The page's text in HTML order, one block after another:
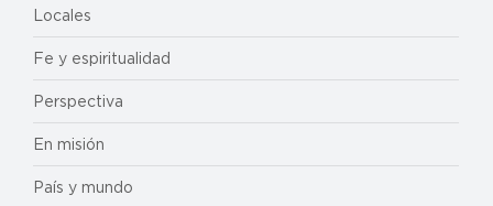
Locales
Fe y espiritualidad
Perspectiva
En misión
País y mundo